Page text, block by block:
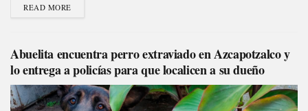
READ MORE
Abuelita encuentra perro extraviado en Azcapotzalco y
lo entrega a policías para que localicen a su dueño